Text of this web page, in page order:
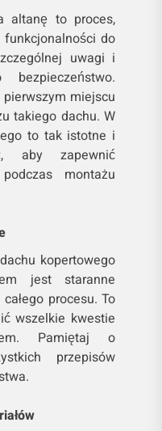
altanę to proces,
do
uwagi i
miejscu
takiego dachu. W
to tak istotne i
aby zapewnić
montażu
kopertowego
jest staranne
procesu. To
wszelkie kwestie
Pamiętaj o
przepisów